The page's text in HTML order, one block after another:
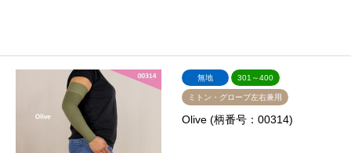
無地 301～400
ミトン・グローブ左右兼用
Olive (柄番号：00314)